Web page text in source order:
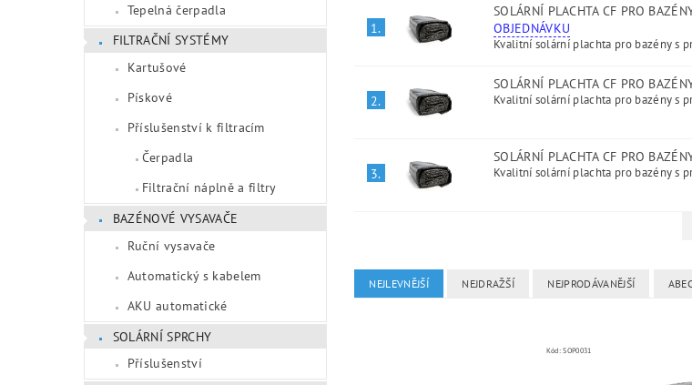
Tepelná čerpadla
FILTRAČNÍ SYSTÉMY
Kartušové
Pískové
Příslušenství k filtracím
Čerpadla
Filtrační náplně a filtry
BAZÉNOVÉ VYSAVAČE
Ruční vysavače
Automatický s kabelem
AKU automatické
SOLÁRNÍ SPRCHY
Příslušenství
1.
SOLÁRNÍ PLACHTA CF PRO
OBJEDNÁVKU
Kvalitní solární plachta pro bazény s
2.
SOLÁRNÍ PLACHTA CF PRO
Kvalitní solární plachta pro bazény s
3.
SOLÁRNÍ PLACHTA CF PRO
Kvalitní solární plachta pro bazény s
NEJLEVNĚJŠÍ NEJDRAŽŠÍ NEJPRODÁVANĚJŠÍ
Kód:SOP0031